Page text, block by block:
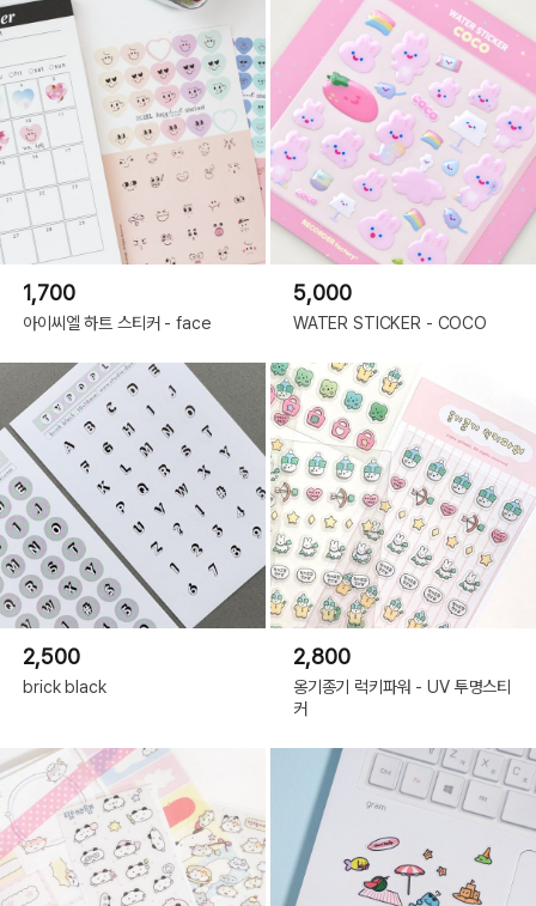
1,700
아이씨엘 하트 스티커 - face
5,000
WATER STICKER - COCO
2,500
brick black
2,800
옹기종기 럭키파워 - UV 투명스티
커